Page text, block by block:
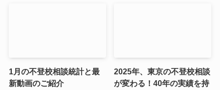
1月の不登校相談統計と最
新動画のご紹介
2025年、東京の不登校相談
が変わる！40年の実績を持